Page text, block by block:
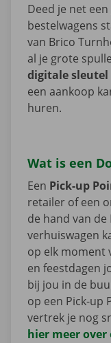
Deed je net
bestelwagens
van Brico
al je grote
digitale sleutel
een aankoop
huren.
Wat is een
Een Pick-up
retailer of een
de hand van de
verhuiswagen
op elk moment
en feestdagen
bij jou in de
op een Pick-up
vertrek je nog
hier meer over